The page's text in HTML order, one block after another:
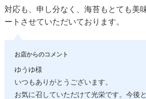
対応も、申し分なく、海苔もとても美
ートさせていただいております。
お店からのコメント
ゆうゆ様
いつもありがとうございます。
お気に召していただけて光栄です。今後